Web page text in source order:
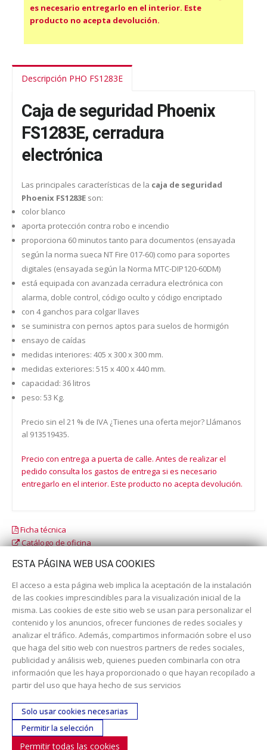
es necesario entregarlo en el interior. Este
producto no acepta devolución.
Descripción PHO FS1283E
Caja de seguridad Phoenix
FS1283E, cerradura
electrónica
Las principales características de la caja de seguridad
Phoenix FS1283E son:
color blanco
aporta protección contra robo e incendio
proporciona 60 minutos tanto para documentos (ensayada
según la norma sueca NT Fire 017-60) como para soportes
digitales (ensayada según la Norma MTC-DIP120-60DM)
está equipada con avanzada cerradura electrónica con
alarma, doble control, código oculto y código encriptado
con 4 ganchos para colgar llaves
se suministra con pernos aptos para suelos de hormigón
ensayo de caídas
medidas interiores: 405 x 300 x 300 mm.
medidas exteriores: 515 x 400 x 440 mm.
capacidad: 36 litros
peso: 53 Kg.
Precio sin el 21 % de IVA ¿Tienes una oferta mejor? Llámanos
al 913519435.
Precio con entrega a puerta de calle. Antes de realizar el
pedido consulta los gastos de entrega si es necesario
entregarlo en el interior. Este producto no acepta devolución.
Ficha técnica
Catálogo de oficina
Catálogo escolar
Dirección:c/ Cercedilla nº 14, 28925 Alcorcón
Email:contacta aquí
Teléfono:913519435
ESTA PÁGINA WEB USA COOKIES
El acceso a esta página web implica la aceptación de la instalación
de las cookies imprescindibles para la visualización inicial de la
misma. Las cookies de este sitio web se usan para personalizar el
contenido y los anuncios, ofrecer funciones de redes sociales y
analizar el tráfico. Además, compartimos información sobre el uso
que haga del sitio web con nuestros partners de redes sociales,
publicidad y análisis web, quienes pueden combinarla con otra
información que les haya proporcionado o que hayan recopilado a
partir del uso que haya hecho de sus servicios
Solo usar cookies necesarias
Permitir la selección
Permitir todas las cookies